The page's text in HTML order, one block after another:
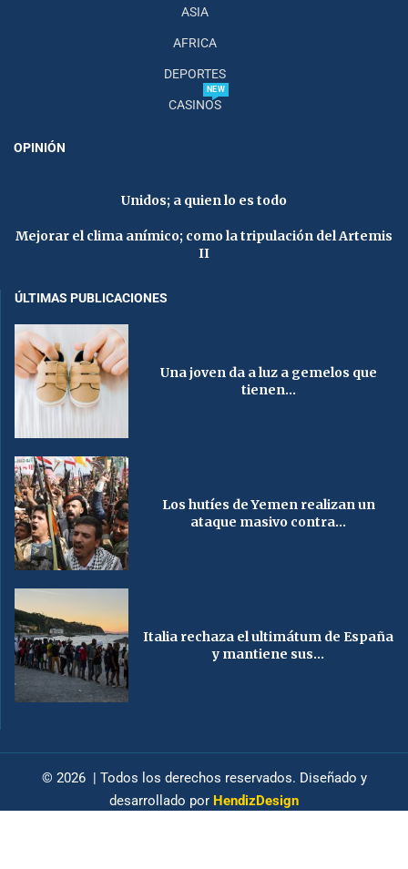
ASIA
AFRICA
DEPORTES
CASINOS
NEW
OPINIÓN
Unidos; a quien lo es todo
Mejorar el clima anímico; como la tripulación del Artemis
II
ÚLTIMAS PUBLICACIONES
Una joven da a luz a gemelos que
tienen...
Los hutíes de Yemen realizan un
ataque masivo contra...
Italia rechaza el ultimátum de España
y mantiene sus...
© 2026 | Todos los derechos reservados. Diseñado y
desarrollado por HendizDesign